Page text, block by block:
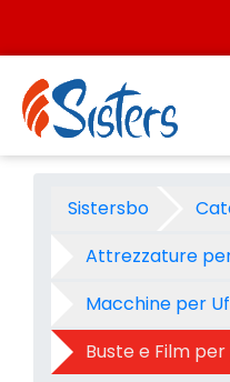
Busta
Sistersbo
Attrezzature
Macchine per
Buste e Film